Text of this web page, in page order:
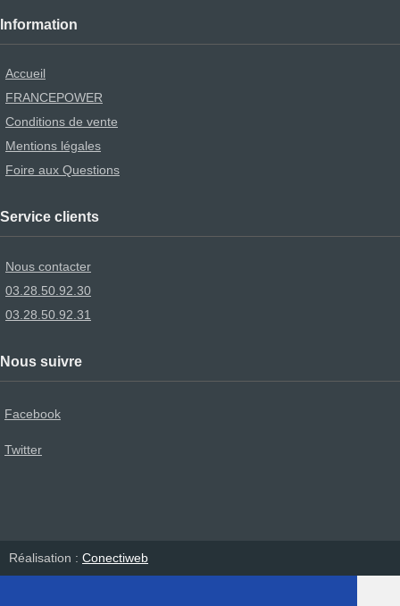
Information
Accueil
FRANCEPOWER
Conditions de vente
Mentions légales
Foire aux Questions
Service clients
Nous contacter
03.28.50.92.30
03.28.50.92.31
Nous suivre
Facebook
Twitter
Réalisation : Conectiweb